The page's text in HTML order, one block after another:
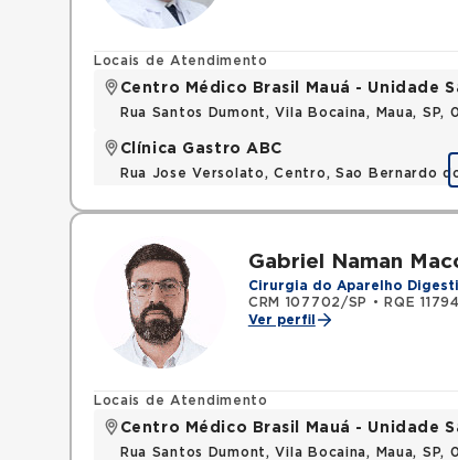
Locais de Atendimento
Centro Médico Brasil Mauá - Unidade
Rua Santos Dumont, Vila Bocaina, Maua, SP,
Clínica Gastro ABC
Rua Jose Versolato, Centro, Sao Bernardo
Gabriel Naman
Cirurgia do Aparelho
CRM 107702/SP
• RQE
Ver perfil
Locais de Atendimento
Centro Médico Brasil Mauá - Unidade
Rua Santos Dumont, Vila Bocaina, Maua, SP,